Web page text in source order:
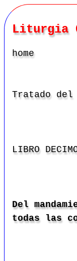
Liturgia
home
Tratado del
LIBRO
Del
todas las